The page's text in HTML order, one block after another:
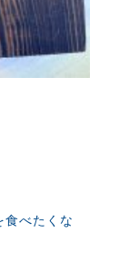
食べたくな